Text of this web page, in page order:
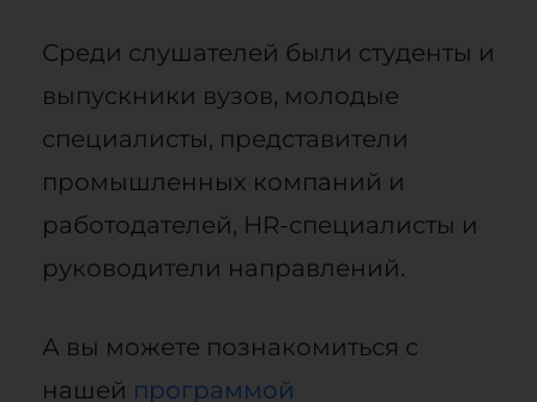
Среди слушателей были студенты и
выпускники вузов, молодые
специалисты, представители
промышленных компаний и
работодателей, HR-специалисты и
руководители направлений.
А вы можете познакомиться с
нашей программой